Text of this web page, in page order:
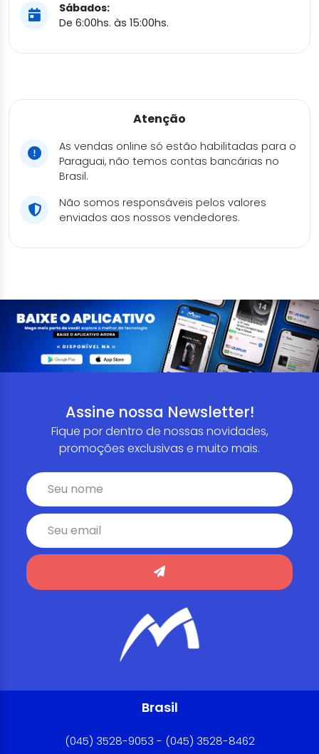
Sábados:
De 6:00hs. às 15:00hs.
Atenção
As vendas online só estão habilitadas para o
Paraguai, não temos contas bancárias no
Brasil.
Não somos responsáveis pelos valores
enviados aos nossos vendedores.
Assine nossa Newsletter!
Fique por dentro de nossas novidades,
promoções exclusivas e muito mais.
Brasil
(045) 3528-9053 - (045) 3528-8462